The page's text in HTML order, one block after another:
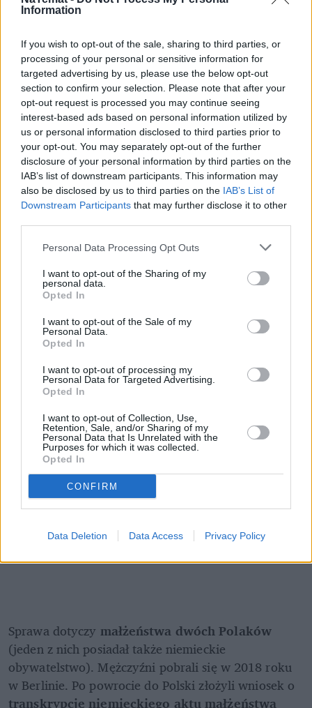
Information
If you wish to opt-out of the sale, sharing to third parties, or
processing of your personal or sensitive information for
targeted advertising by us, please use the below opt-out
section to confirm your selection. Please note that after your
opt-out request is processed you may continue seeing
interest-based ads based on personal information utilized by
us or personal information disclosed to third parties prior to
your opt-out. You may separately opt-out of the further
disclosure of your personal information by third parties on the
IAB’s list of downstream participants. This information may
also be disclosed by us to third parties on the IAB’s List of
Downstream Participants that may further disclose it to other
Personal Data Processing Opt Outs
I want to opt-out of the Sharing of my
personal data.
Opted In
I want to opt-out of the Sale of my
Personal Data.
Opted In
I want to opt-out of processing my
Personal Data for Targeted Advertising.
Opted In
I want to opt-out of Collection, Use,
Retention, Sale, and/or Sharing of my
Personal Data that Is Unrelated with the
Purposes for which it was collected.
Opted In
CONFIRM
Data Deletion Data Access Privacy Policy
Przełomowy wyrok NSA ws. małżeństw
Jak informowaliśmy w naTemat.pl, w marcu 2026
zapadł przełomowy wyrok dotyczący małżeństw
jednopłciowych. Naczelny Sąd Administracyjny
zdecydował, że urząd stanu cywilnego ma wpisać do
polskiego rejestru akt małżeństwa dwóch mężczyzn
zawartego za granicą, w Berlinie.
REKLAMA
Sprawa dotyczy małżeństwa dwóch Polaków
(jeden z nich posiadał także niemieckie
obywatelstwo). Mężczyźni pobrali się w 2018 roku
transkrypcję niemieckiego aktu małżeństwa